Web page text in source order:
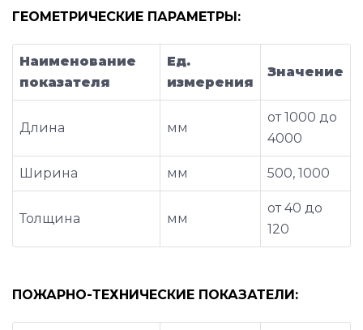
ГЕОМЕТРИЧЕСКИЕ ПАРАМЕТРЫ:
Наименование
показателя
Ед.
измерения
Значение
Длина мм
от 1000 до
4000
Ширина мм 500, 1000
Толщина мм
от 40 до
120
ПОЖАРНО-ТЕХНИЧЕСКИЕ ПОКАЗАТЕЛИ: